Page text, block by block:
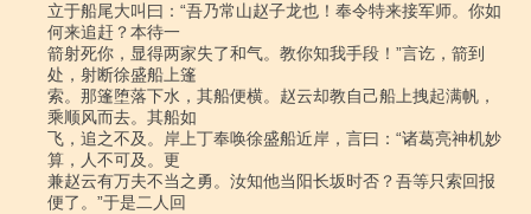
立于船尾大叫曰：“吾乃常山赵子龙也！奉令特来接军师。你如
何来追赶？本待一
箭射死你，显得两家失了和气。教你知我手段！”言讫，箭到
处，射断徐盛船上篷
索。那篷堕落下水，其船便横。赵云却教自己船上拽起满帆，
乘顺风而去。其船如
飞，追之不及。岸上丁奉唤徐盛船近岸，言曰：“诸葛亮神机妙
算，人不可及。更
兼赵云有万夫不当之勇。汝知他当阳长坂时否？吾等只索回报
便了。”于是二人回